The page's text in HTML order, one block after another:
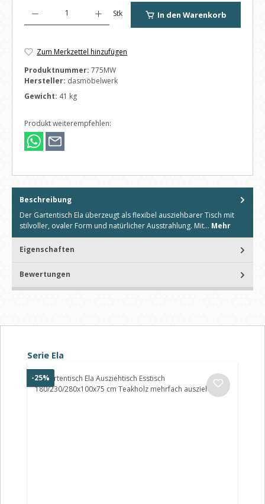
Stk In den Warenkorb
Zum Merkzettel hinzufügen
Produktnummer: 775MW
Hersteller: dasmöbelwerk
Gewicht: 41 kg
Produkt weiterempfehlen:
Beschreibung
Der Gartentisch Ela überzeugt als flexibel ausziehbarer Tisch mit
stilvoller, ovaler Form und natürlicher Ausstrahlung. Mit… Mehr
Eigenschaften
Bewertungen
Produktgalerie überspringen
Serie Ela
-25% Rabatt